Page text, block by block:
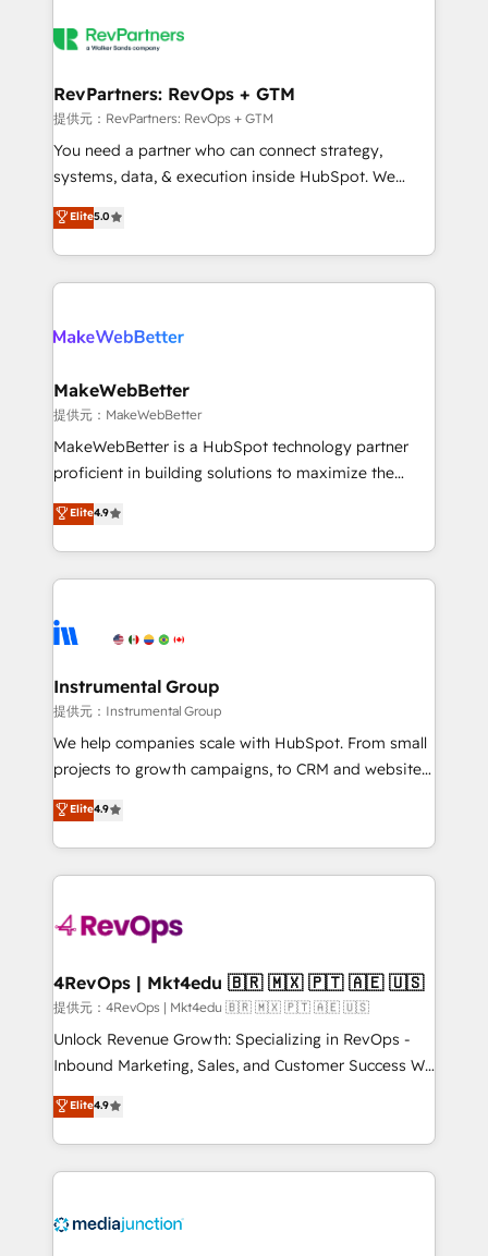
winning design to build scalable, globally
marketing campaigns, & RevOps frameworks that
fuel long-term success We connect the entire
customer lifecycle through seamless integrations,
ensure long-term adoption with change-
and service to drive sustainable growth With 6 key
HubSpot accreditations and experience across
RevPartners: RevOps + GTM
提供元：RevPartners: RevOps + GTM
You need a partner who can connect strategy,
systems, data, & execution inside HubSpot. We
bridge the gap where most agencies fall short by
combining GTM strategy with technical execution to
solve the right problem with the right solution. As the
only firm in the world to hold Elite Partner
clients gain a unique advantage in CRM architecture,
market execution. Why B2B Businesses Choose RP: -
Secure: Soc2 compliant 🛡️ - Pricing: Implementations
starting at $1,5k 💵 - Speed: Launch in 14 days ⚡ -
Global: 75+ RPers across five continents 🌐 - Scale:
HubSpot Partner 🪴 - Sales Hub: More
implementations than any other Partner 💻 -
agency for an Ops problem. Don't hire a technical
agency for a growth problem. Hire a partner built to
Elite5.0
MakeWebBetter
提供元：MakeWebBetter
MakeWebBetter is a HubSpot technology partner
proficient in building solutions to maximize the
operational efficiency of HubSpot. The fastest-
growing tech-enabler & facilitator, MakeWebBetter,
hands you the blend of HubSpot expertise &
eminent solutions & integrations. Trust us to
Elite Partners with 10+ years of HubSpot experience
Premier Partner 2023 🌟5 HubSpot Accreditations 🌟
Won HubSpot Theme Challenge 2021 🌟INBOUND’19
HubSpot Rising Star Why us? Harnessing the full
potential of the powerful HubSpot CRM. ✔️A team of
HubSpot experience ✔️Flexible pricing models —
Hourly-fee (assigned one Dedicated HubSpot
requirement). ✔️Helped over 25,000+ customers so
far with our HubSpot solutions. ✔️Bespoke apps &
on-demand bundle services. Connect with us today!
Elite4.9
Instrumental Group
提供元：Instrumental Group
We help companies scale with HubSpot. From small
projects to growth campaigns, to CRM and websites.
Hire an agency that's experienced in every inch of
HubSpot and willing to work hand-in-hand with your
team to simplify the complex and build a better
experience for your team and customers.
Elite4.9
4RevOps | Mkt4edu 🇧🇷 🇲🇽 🇵🇹 🇦🇪 🇺🇸
提供元：4RevOps | Mkt4edu 🇧🇷 🇲🇽 🇵🇹 🇦🇪 🇺🇸
Unlock Revenue Growth: Specializing in RevOps -
Inbound Marketing, Sales, and Customer Success We
specialize in driving revenue growth for companies
across industries through tailored marketing, sales,
and customer success strategies, utilizing RevOps
methodologies. As Latin America's largest HubSpot
offer unparalleled insights. Operating in five
Elite4.9